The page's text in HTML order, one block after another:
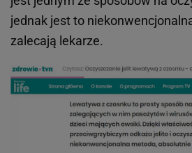
jednak jest to
zalecają lekarze.